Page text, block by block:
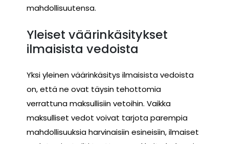
mahdollisuutensa.
Yleiset väärinkäsitykset
ilmaisista vedoista
Yksi yleinen väärinkäsitys ilmaisista vedoista
on, että ne ovat täysin tehottomia
verrattuna maksullisiin vetoihin. Vaikka
maksulliset vedot voivat tarjota parempia
mahdollisuuksia harvinaisiin esineisiin, ilmaiset